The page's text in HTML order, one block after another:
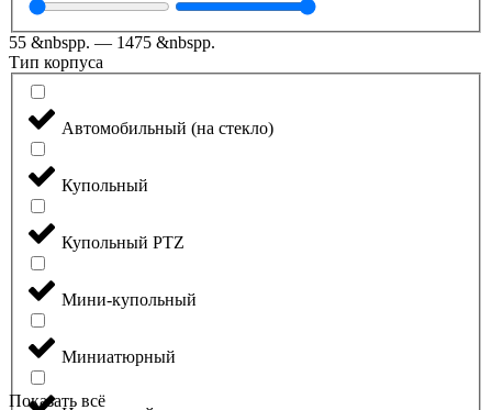
55 &nbspр. — 1475 &nbspр.
Тип корпуса
Автомобильный (на стекло)
Купольный
Купольный PTZ
Мини-купольный
Миниатюрный
Показать всё